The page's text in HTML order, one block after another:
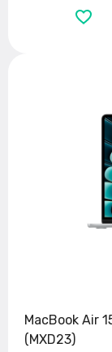
MacBook Air
(MXD23)